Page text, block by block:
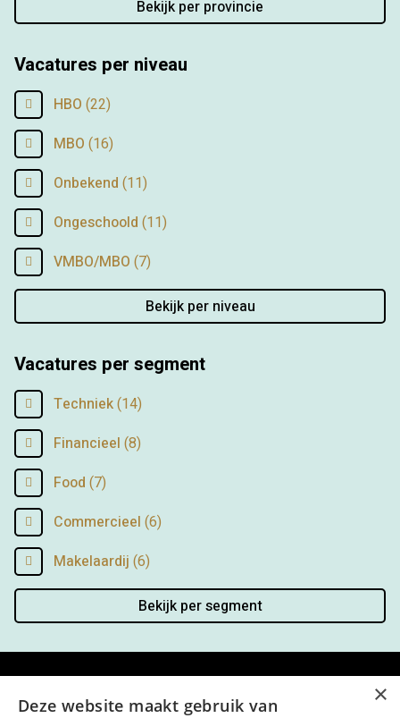
Bekijk per provincie
Vacatures per niveau
HBO (22)
MBO (16)
Onbekend (11)
Ongeschoold (11)
VMBO/MBO (7)
Bekijk per niveau
Vacatures per segment
Techniek(14)
Financieel (8)
Food (7)
Commercieel (6)
Makelaardij (6)
Bekijk per segment
×
Deze website maakt gebruik van